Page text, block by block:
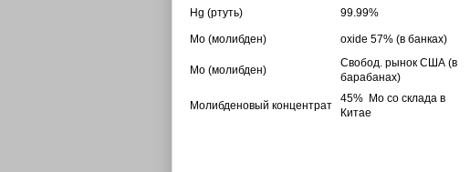
Hg (ртуть) 99.99%
Mo (молибден) oxide 57% (в банках)
Mo (молибден)
Свобод. рынок США (в
барабанах)
Молибденовый концентрат
45% Мо со склада в
Китае